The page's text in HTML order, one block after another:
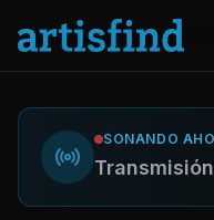
SONANDO